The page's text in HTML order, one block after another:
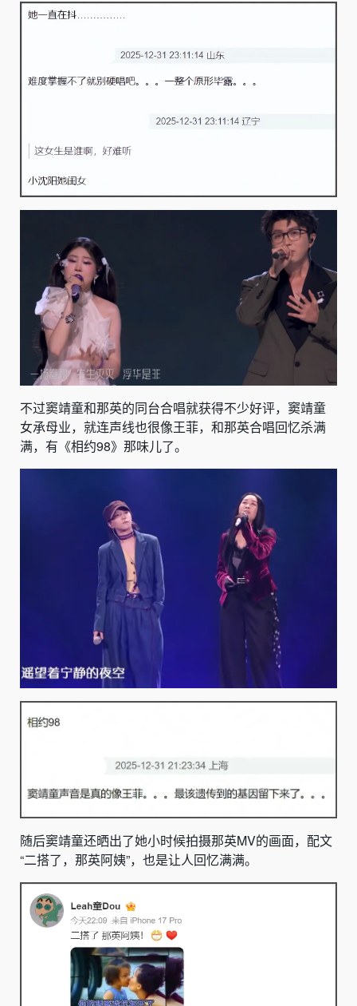
不过窦靖童和那英的同台合唱就获得不少好评，窦靖童
女承母业，就连声线也很像王菲，和那英合唱回忆杀满
满，有《相约98》那味儿了。
随后窦靖童还晒出了她小时候拍摄那英MV的画面，配文
“二搭了，那英阿姨”，也是让人回忆满满。